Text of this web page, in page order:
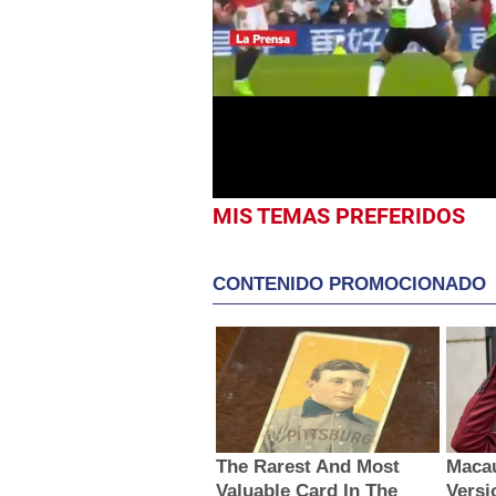
seconds
of
57
seconds
0%
MIS TEMAS PREFERIDOS
CONTENIDO PROMOCIONADO
The Rarest And Most
Valuable Card In The